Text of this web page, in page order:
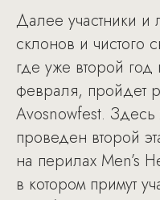
Далее участники и
склонов и чистого
где уже второй
февраля, пройдет
Аvosnowfest.
проведен второй
на перилах Men’s
в котором примут